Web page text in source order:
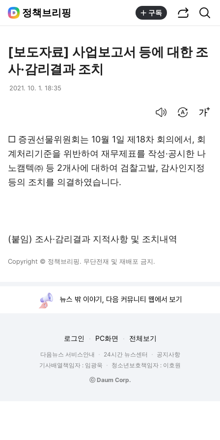
정책브리핑 구독
[보도자료] 사업보고서 등에 대한 조
사·감리결과 조치
2021. 10. 1. 18:35
□ 증권선물위원회는 10월 1일 제18차 회의에서, 회
계처리기준을 위반하여 재무제표를 작성·공시한 나
노캠텍㈜ 등 2개사에 대하여 검찰고발, 감사인지정
등의 조치를 의결하였습니다.
(붙임) 조사·감리결과 지적사항 및 조치내역
Copyright © 정책브리핑. 무단전재 및 재배포 금지.
뉴스 밖 이야기, 다음 커뮤니티 웹에서 보기
로그인 PC화면 전체보기
다음뉴스 서비스안내 24시간 뉴스센터
공지사항
기사배열책임자 : 임광욱
청소년보호책임자 : 이호원
ⓒ Daum Corp.